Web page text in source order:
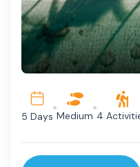
5 Days Medium 4